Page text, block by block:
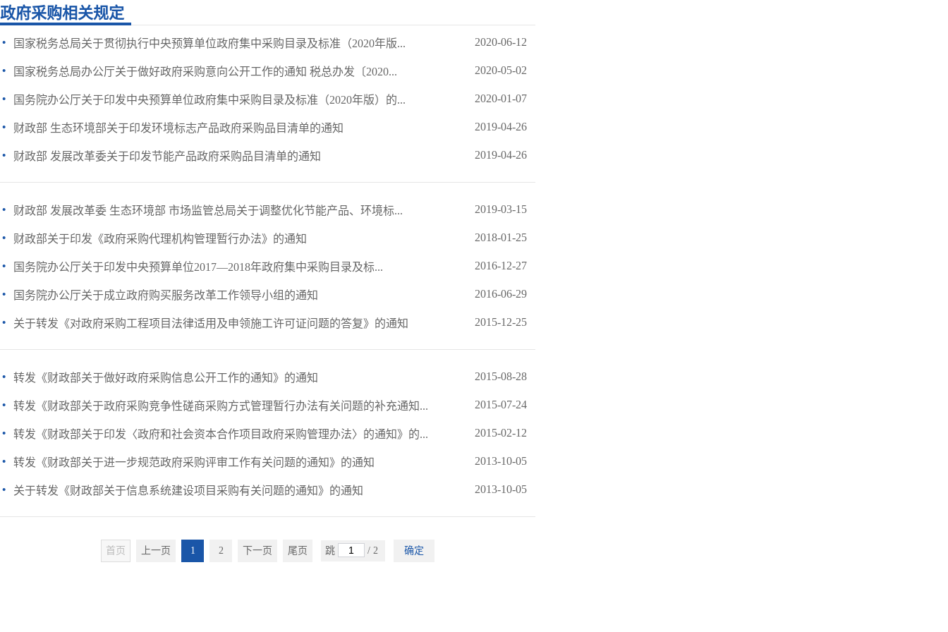
政府采购相关规定
· 国家税务总局关于贯彻执行中央预算单位政府集中采购目录及标准（2020年版... 2020-06-12
· 国家税务总局办公厅关于做好政府采购意向公开工作的通知 税总办发〔2020... 2020-05-02
· 国务院办公厅关于印发中央预算单位政府集中采购目录及标准（2020年版）的... 2020-01-07
· 财政部 生态环境部关于印发环境标志产品政府采购品目清单的通知 2019-04-26
· 财政部 发展改革委关于印发节能产品政府采购品目清单的通知 2019-04-26
· 财政部 发展改革委 生态环境部 市场监管总局关于调整优化节能产品、环境标... 2019-03-15
· 财政部关于印发《政府采购代理机构管理暂行办法》的通知 2018-01-25
· 国务院办公厅关于印发中央预算单位2017—2018年政府集中采购目录及标... 2016-12-27
· 国务院办公厅关于成立政府购买服务改革工作领导小组的通知 2016-06-29
· 关于转发《对政府采购工程项目法律适用及申领施工许可证问题的答复》的通知 2015-12-25
· 转发《财政部关于做好政府采购信息公开工作的通知》的通知 2015-08-28
· 转发《财政部关于政府采购竞争性磋商采购方式管理暂行办法有关问题的补充通知... 2015-07-24
· 转发《财政部关于印发〈政府和社会资本合作项目政府采购管理办法〉的通知》的... 2015-02-12
· 转发《财政部关于进一步规范政府采购评审工作有关问题的通知》的通知 2013-10-05
· 关于转发《财政部关于信息系统建设项目采购有关问题的通知》的通知 2013-10-05
首页 上一页 1 2 下一页 尾页 跳 / 2 确定